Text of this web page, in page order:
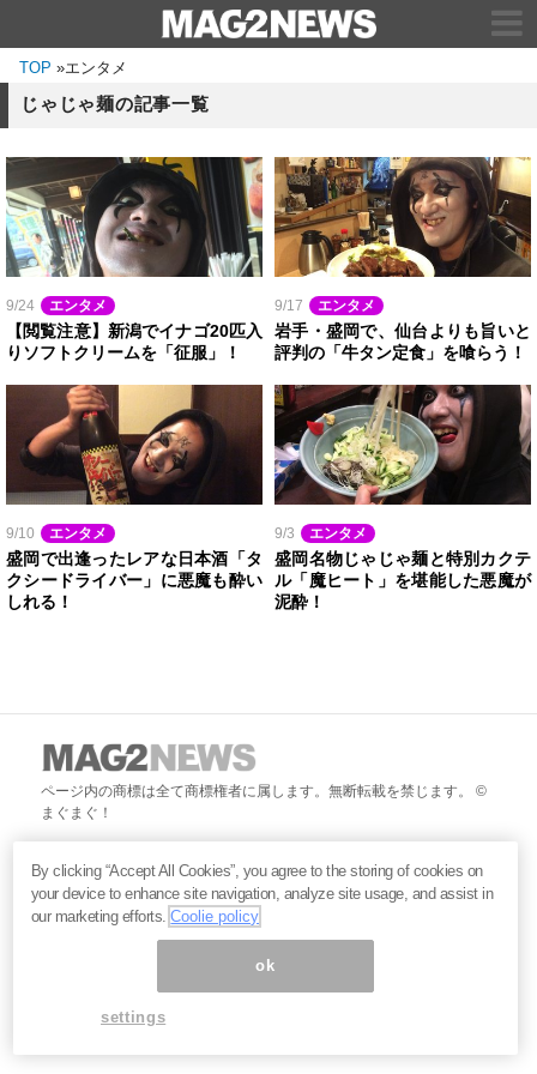
TOP »エンタメ
じゃじゃ麺の記事一覧
9/24 エンタメ
【閲覧注意】新潟でイナゴ20匹入
りソフトクリームを「征服」！
9/17 エンタメ
岩手・盛岡で、仙台よりも旨いと
評判の「牛タン定食」を喰らう！
9/10 エンタメ
盛岡で出逢ったレアな日本酒「タ
クシードライバー」に悪魔も酔い
しれる！
9/3 エンタメ
盛岡名物じゃじゃ麺と特別カクテ
ル「魔ヒート」を堪能した悪魔が
泥酔！
ページ内の商標は全て商標権者に属します。無断転載を禁じます。 ©
まぐまぐ！
By clicking “Accept All Cookies”, you agree to the storing of cookies on
your device to enhance site navigation, analyze site usage, and assist in
our marketing efforts.Coolie policy
ok
settings